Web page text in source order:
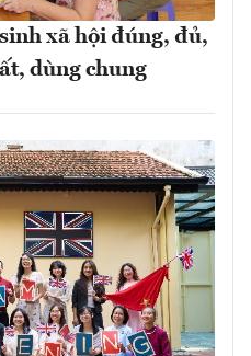
xã hội đúng, đủ,
dùng chung